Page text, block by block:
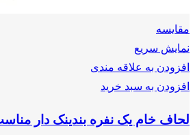
مقايسه
نمایش سریع
افزودن به علاقه مندی
افزودن به سبد خرید
لحاف خام یک نفره بندینک دار